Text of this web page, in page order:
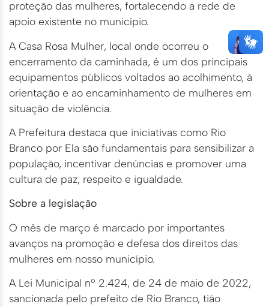
proteção das mulheres, fortalecendo a rede de
apoio existente no município.
A Casa Rosa Mulher, local onde ocorreu o
encerramento da caminhada, é um dos principais
equipamentos públicos voltados ao acolhimento, à
orientação e ao encaminhamento de mulheres em
situação de violência.
A Prefeitura destaca que iniciativas como Rio
Branco por Ela são fundamentais para sensibilizar a
população, incentivar denúncias e promover uma
cultura de paz, respeito e igualdade.
Sobre a legislação
O mês de março é marcado por importantes
avanços na promoção e defesa dos direitos das
mulheres em nosso município.
A Lei Municipal nº 2.424, de 24 de maio de 2022,
sancionada pelo prefeito de Rio Branco, tião